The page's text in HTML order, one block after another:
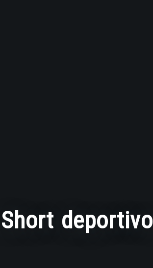
Short deportivo